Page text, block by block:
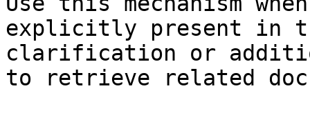
explicitly present in
clarification or